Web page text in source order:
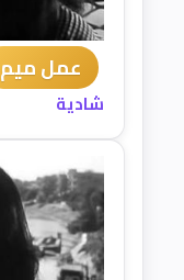
عمل ميم
شادية